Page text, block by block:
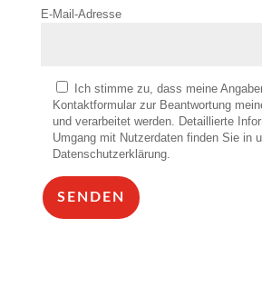
E-Mail-Adresse
Ich stimme zu, dass meine
Kontaktformular zur Beantwortung
und verarbeitet werden. Detaillierte
Umgang mit Nutzerdaten finden Sie in
Datenschutzerklärung.
SENDEN